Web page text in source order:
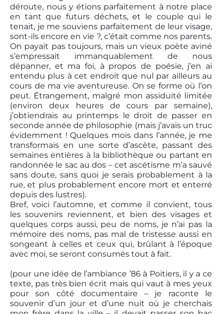
déroute, nous y étions parfaitement à notre place
en tant que futurs déchets, et le couple qui le
tenait, je me souviens parfaitement de leur visage,
sont-ils encore en vie ?, c’était comme nos parents.
On payait pas toujours, mais un vieux poète aviné
s’empressait immanquablement de nous
dépanner, et ma foi, à propos de poésie, j’en ai
entendu plus à cet endroit que nul par ailleurs au
cours de ma vie aventureuse. On se forme où l’on
peut. Étrangement, malgré mon assiduité limitée
(environ deux heures de cours par semaine),
j’obtiendrais au printemps le droit de passer en
seconde année de philosophie (mais j’avais un truc
évidemment ! Quelques mois dans l’année, je me
transformais en une sorte d’ascète, passant des
semaines entières à la bibliothèque ou partant en
randonnée le sac au dos – cet ascétisme m’a sauvé
sans doute, sans quoi je serais probablement à la
rue, et plus probablement encore mort et enterré
depuis des lustres).
Bref, voici l’automne, et comme il convient, tous
les souvenirs reviennent, et bien des visages et
quelques corps aussi, peu de noms, je n’ai pas la
mémoire des noms, pas mal de tristesse aussi en
songeant à celles et ceux qui, brûlant à l’époque
avec moi, se seront consumés tout à fait.
(pour une idée de l’ambiance ’86 à Poitiers, il y a ce
texte, pas très bien écrit mais qui vaut à mes yeux
pour son côté documentaire – je raconte le
souvenir d’un jour et d’une nuit où je cherchais